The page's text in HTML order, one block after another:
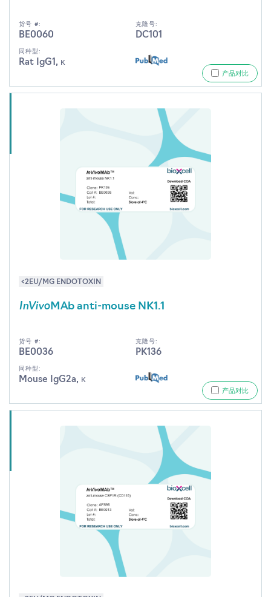
货号 #:
BE0060
克隆号:
DC101
同种型:
Rat IgG1, κ
产品对比
<2EU/MG ENDOTOXIN
InVivoMAb anti-mouse NK1.1
货号 #:
BE0036
克隆号:
PK136
同种型:
Mouse IgG2a, κ
产品对比